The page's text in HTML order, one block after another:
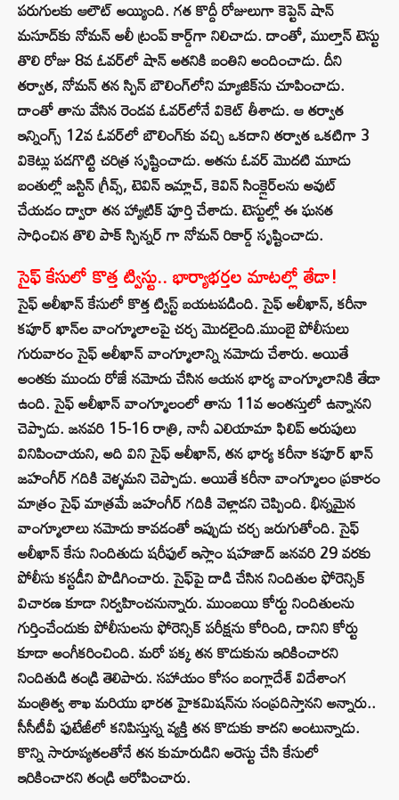
పరుగులకు ఆలౌట్ అయ్యింది. గత కొద్దీ రోజులుగా కెప్టెన్ షాన్
మసూద్‌కు నోమన్ అలీ ట్రంప్ కార్డ్‌గా నిలిచాడు. దాంతో, ముల్తాన్ టెస్టు
తొలి రోజు 8వ ఓవర్‌లో షాన్ అతనికి బంతిని అందించాడు. దీని
తర్వాత, నోమన్ తన స్పిన్ బౌలింగ్‌లోని మ్యాజిక్‌ను చూపించాడు.
దాంతో తాను వేసిన రెండవ ఓవర్‌లోనే వికెట్ తీశాడు. ఆ తర్వాత
ఇన్నింగ్స్ 12వ ఓవర్‌లో బౌలింగ్‌కు వచ్చి ఒకదాని తర్వాత ఒకటిగా 3
వికెట్లు పడగొట్టి చరిత్ర సృష్టించాడు. అతను ఓవర్ మొదటి మూడు
బంతుల్లో జస్టిన్ గ్రీవ్స్, టెవిన్ ఇమ్లాచ్, కెవిన్ సింక్లైర్‌లను అవుట్
చేయడం ద్వారా తన హ్యాట్రిక్ పూర్తి చేశాడు. టెస్టుల్లో ఈ ఘనత
సాధించిన తొలి పాక్‌ స్పిన్నర్‌ గా నోమన్ రికార్డ్ సృష్టించాడు.
సైఫ్ కేసులో కొత్త ట్విస్టు.. భార్యాభర్తల మాటల్లో తేడా!
సైఫ్ అలీఖాన్ కేసులో కొత్త ట్విస్ట్ బయటపడింది. సైఫ్ అలీఖాన్, కరీనా
కపూర్ ఖాన్‌ల వాంగ్మూలాలపై చర్చ మొదలైంది.ముంబై పోలీసులు
గురువారం సైఫ్ అలీఖాన్ వాంగ్మూలాన్ని నమోదు చేశారు. అయితే
అంతకు ముందు రోజే నమోదు చేసిన ఆయన భార్య వాంగ్మూలానికి తేడా
ఉంది. సైఫ్ అలీఖాన్ వాంగ్మూలంలో తాను 11వ అంతస్తులో ఉన్నానని
చెప్పాడు. జనవరి 15-16 రాత్రి, నానీ ఎలియామా ఫిలిప్ అరుపులు
వినిపించాయని, అది విని సైఫ్ అలీఖాన్, తన భార్య కరీనా కపూర్ ఖాన్
జహంగీర్ గదికి వెళ్ళమని చెప్పాడు. అయితే కరీనా వాంగ్మూలం ప్రకారం
మాత్రం సైఫ్ మాత్రమే జహంగీర్ గదికి వెళ్లాడని చెప్పింది. భిన్నమైన
వాంగ్మూలాలు నమోదు కావడంతో ఇప్పుడు చర్చ జరుగుతోంది. సైఫ్
అలీఖాన్ కేసు నిందితుడు షరీఫుల్ ఇస్లాం షహజాద్ జనవరి 29 వరకు
పోలీసు కస్టడీని పొడిగించారు. సైఫ్‌పై దాడి చేసిన నిందితుల ఫోరెన్సిక్
విచారణ కూడా నిర్వహించనున్నారు. ముంబయి కోర్టు నిందితులను
గుర్తించేందుకు పోలీసులను ఫోరెన్సిక్ పరీక్షను కోరింది, దానిని కోర్టు
కూడా అంగీకరించింది. మరో పక్క తన కొడుకును ఇరికించారని
నిందితుడి తండ్రి తెలిపారు. సహాయం కోసం బంగ్లాదేశ్ విదేశాంగ
మంత్రిత్వ శాఖ మరియు భారత హైకమిషన్‌ను సంప్రదిస్తానని అన్నారు..
సీసీటీవీ ఫుటేజీలో కనిపిస్తున్న వ్యక్తి తన కొడుకు కాదని అంటున్నాడు.
కొన్ని సారూప్యతలతోనే తన కుమారుడిని అరెస్టు చేసి కేసులో
ఇరికించారని తండ్రి ఆరోపించారు.